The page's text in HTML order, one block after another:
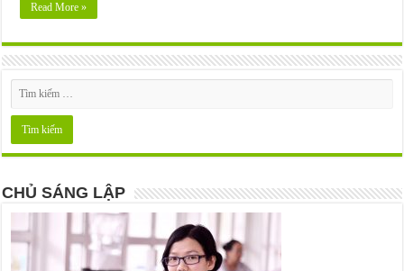
Read More »
CHỦ SÁNG LẬP